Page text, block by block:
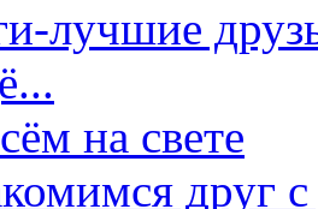
лучшие
на свете
друг